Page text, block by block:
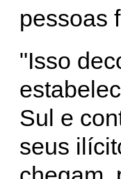
pessoas
"Isso
Sul e
seus